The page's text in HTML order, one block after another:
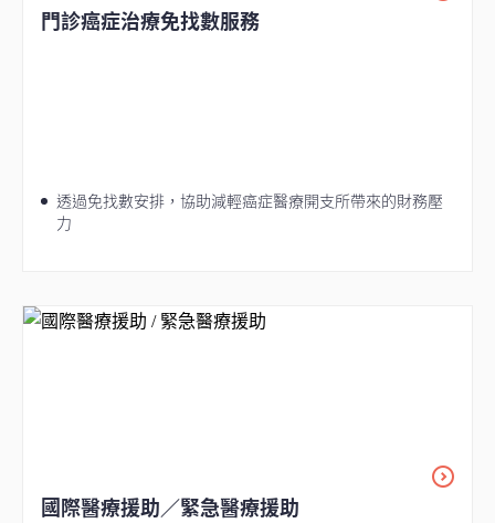
門診癌症治療免找數服務
透過免找數安排，協助減輕癌症醫療開支所帶來的財務壓
力
國際醫療援助／緊急醫療援助